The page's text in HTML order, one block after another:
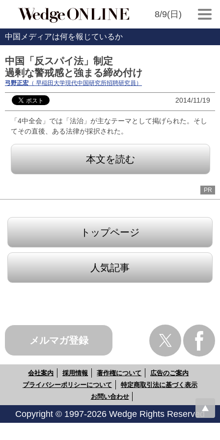
8/9(日)
中国メディアは何を報じているか
中国「反スパイ法」制定
過剰な警戒感と強まる締め付け
弓野正宏 （ 早稲田大学現代中国研究所招聘研究員）
2014/11/19
「4中全会」では「法治」が主なテーマとして掲げられた。そし
てその直後、ある法律が採択された。
本文を読む
PR
トップページ
人気記事
メルマガ登録
会社案内 採用情報 著作権について
広告のご案内
プライバシーポリシーについて
特定商取引法に基づく表示
お問い合わせ
Copyright © 1997-2026 Wedge Rights Reserved